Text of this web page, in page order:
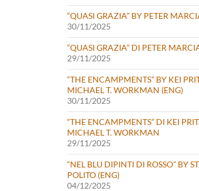
“QUASI GRAZIA” BY PETER
30/11/2025
“QUASI GRAZIA” DI PETER
29/11/2025
“THE ENCAMPMENTS” BY KEI
MICHAEL T. WORKMAN (ENG)
30/11/2025
“THE ENCAMPMENTS” DI KEI
MICHAEL T. WORKMAN
29/11/2025
“NEL BLU DIPINTI DI ROSSO” BY
POLITO (ENG)
04/12/2025